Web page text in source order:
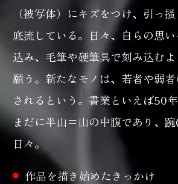
（被写体）にキズをつけ、引っ
底流している。日々、自らの思
込み、毛筆や硬筆具で刻み込む
願う。新たなモノは、若者や弱
されるという。書業といえば50
まだに半山=山の中腹であり、踠
日々。
作品を描き始めたきっかけ